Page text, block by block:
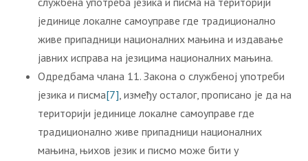
јединице локалне самоуправе где традиционално
живе припадници националних мањина и издавање
јавних исправа на језицима националних мањина.
Одредбама члана 11. Закона о службеној употреби
језика и писма[7], између осталог, прописано је да на
територији јединице локалне самоуправе где
традиционално живе припадници националних
мањина, њихов језик и писмо може бити у